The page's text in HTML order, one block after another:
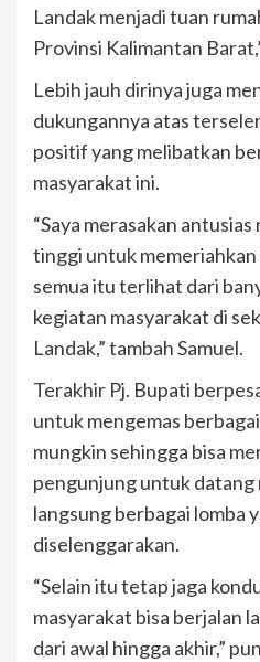
Landak menjadi tuan
Provinsi Kalimantan
Lebih jauh dirinya juga
dukungannya atas
positif yang melibatkan
masyarakat ini.
“Saya merasakan
tinggi untuk memeriahkan
semua itu terlihat dari
kegiatan masyarakat di
Landak,” tambah Samuel.
Terakhir Pj. Bupati
untuk mengemas
mungkin sehingga bisa
pengunjung untuk datang
langsung berbagai lomba
diselenggarakan.
“Selain itu tetap jaga
masyarakat bisa berjalan
dari awal hingga akhir,”